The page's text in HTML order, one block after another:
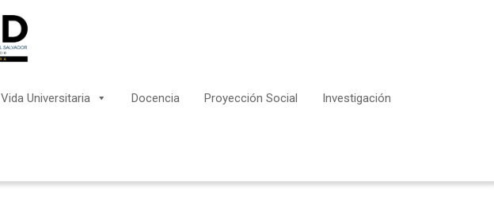
Vida Universitaria Docencia Proyección Social Investigación